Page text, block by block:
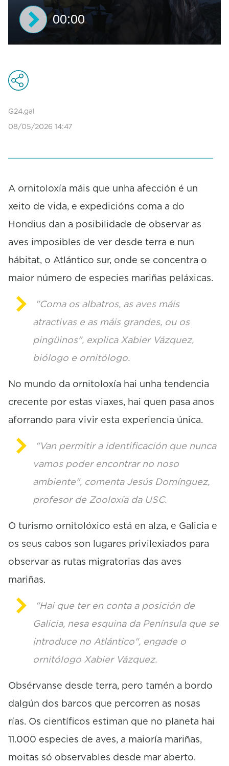
c
o
d
o
s
o
d
00:00
G24.gal
08/05/2026 14:47
A ornitoloxía máis que unha afección é un
xeito de vida, e expedicións coma a do
Hondius dan a posibilidade de observar as
aves imposibles de ver desde terra e nun
hábitat, o Atlántico sur, onde se concentra o
maior número de especies mariñas peláxicas.
"Coma os albatros, as aves máis
atractivas e as máis grandes, ou os
pingüinos", explica Xabier Vázquez,
biólogo e ornitólogo.
No mundo da ornitoloxía hai unha tendencia
crecente por estas viaxes, hai quen pasa anos
aforrando para vivir esta experiencia única.
"Van permitir a identificación que nunca
vamos poder encontrar no noso
ambiente", comenta Jesús Domínguez,
profesor de Zooloxía da USC.
O turismo ornitolóxico está en alza, e Galicia e
os seus cabos son lugares privilexiados para
observar as rutas migratorias das aves
mariñas.
"Hai que ter en conta a posición de
Galicia, nesa esquina da Península que se
introduce no Atlántico", engade o
ornitólogo Xabier Vázquez.
Obsérvanse desde terra, pero tamén a bordo
dalgún dos barcos que percorren as nosas
rías. Os científicos estiman que no planeta hai
11.000 especies de aves, a maioría mariñas,
moitas só observables desde mar aberto.